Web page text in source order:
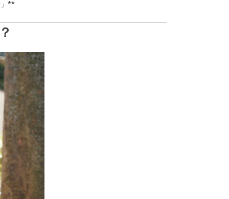
」**